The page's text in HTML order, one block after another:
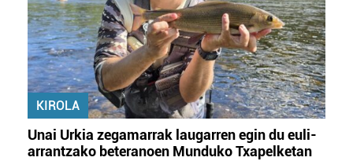
KIROLA
Unai Urkia zegamarrak laugarren egin du euli-
arrantzako beteranoen Munduko Txapelketan